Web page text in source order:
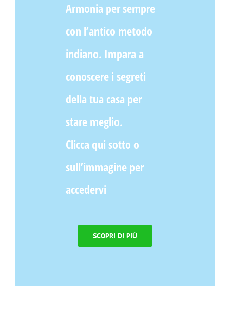
Armonia per sempre
con l’antico metodo
indiano. Impara a
conoscere i segreti
della tua casa per
stare meglio.
Clicca qui sotto o
sull’immagine per
accedervi
SCOPRI DI PIÙ